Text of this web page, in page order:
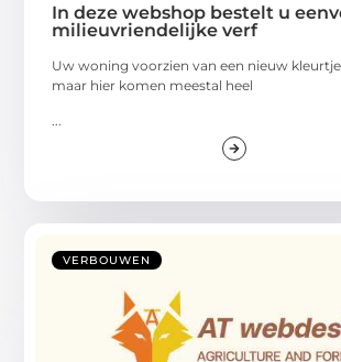
In deze webshop bestelt u
milieuvriendelijke verf
Uw woning voorzien van een nieuw kleurtje
maar hier komen meestal heel
...
VERBOUWEN